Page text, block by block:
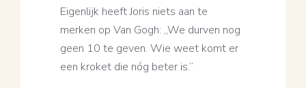
Eigenlijk heeft Joris niets aan te
merken op Van Gogh: ,,We durven nog
geen 10 te geven. Wie weet komt er
een kroket die nóg beter is.”